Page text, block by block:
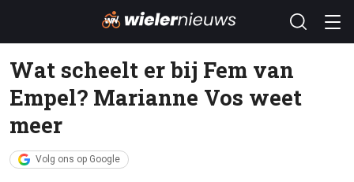
Wat scheelt er bij Fem van
Empel? Marianne Vos weet
meer
Volg ons op Google